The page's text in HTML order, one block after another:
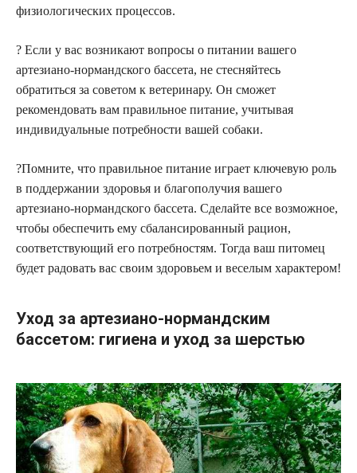
физиологических процессов.
? Если у вас возникают вопросы о питании вашего
артезиано-нормандского бассета, не стесняйтесь
обратиться за советом к ветеринару. Он сможет
рекомендовать вам правильное питание, учитывая
индивидуальные потребности вашей собаки.
?Помните, что правильное питание играет ключевую роль
в поддержании здоровья и благополучия вашего
артезиано-нормандского бассета. Сделайте все возможное,
чтобы обеспечить ему сбалансированный рацион,
соответствующий его потребностям. Тогда ваш питомец
будет радовать вас своим здоровьем и веселым характером!
Уход за артезиано-нормандским
бассетом: гигиена и уход за шерстью